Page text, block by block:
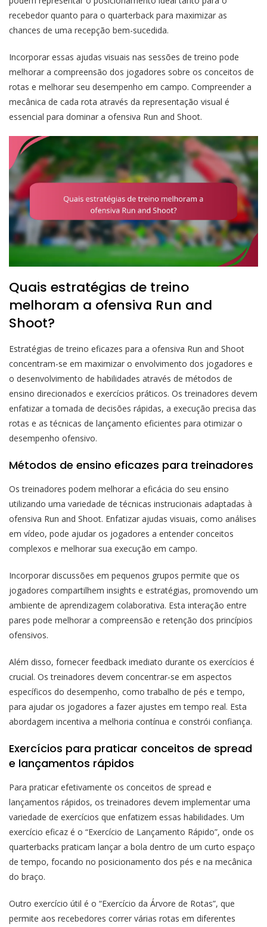
recebedor quanto para o quarterback para maximizar as
chances de uma recepção bem-sucedida.
Incorporar essas ajudas visuais nas sessões de treino pode
melhorar a compreensão dos jogadores sobre os conceitos de
rotas e melhorar seu desempenho em campo. Compreender a
mecânica de cada rota através da representação visual é
essencial para dominar a ofensiva Run and Shoot.
Quais estratégias de treino
melhoram a ofensiva Run and
Shoot?
Estratégias de treino eficazes para a ofensiva Run and Shoot
concentram-se em maximizar o envolvimento dos jogadores e
o desenvolvimento de habilidades através de métodos de
ensino direcionados e exercícios práticos. Os treinadores devem
enfatizar a tomada de decisões rápidas, a execução precisa das
rotas e as técnicas de lançamento eficientes para otimizar o
desempenho ofensivo.
Métodos de ensino eficazes para treinadores
Os treinadores podem melhorar a eficácia do seu ensino
utilizando uma variedade de técnicas instrucionais adaptadas à
ofensiva Run and Shoot. Enfatizar ajudas visuais, como análises
em vídeo, pode ajudar os jogadores a entender conceitos
complexos e melhorar sua execução em campo.
Incorporar discussões em pequenos grupos permite que os
jogadores compartilhem insights e estratégias, promovendo um
ambiente de aprendizagem colaborativa. Esta interação entre
pares pode melhorar a compreensão e retenção dos princípios
ofensivos.
Além disso, fornecer feedback imediato durante os exercícios é
crucial. Os treinadores devem concentrar-se em aspectos
específicos do desempenho, como trabalho de pés e tempo,
para ajudar os jogadores a fazer ajustes em tempo real. Esta
abordagem incentiva a melhoria contínua e constrói confiança.
Exercícios para praticar conceitos de spread
e lançamentos rápidos
Para praticar efetivamente os conceitos de spread e
lançamentos rápidos, os treinadores devem implementar uma
variedade de exercícios que enfatizem essas habilidades. Um
exercício eficaz é o “Exercício de Lançamento Rápido”, onde os
quarterbacks praticam lançar a bola dentro de um curto espaço
de tempo, focando no posicionamento dos pés e na mecânica
do braço.
Outro exercício útil é o “Exercício da Árvore de Rotas”, que
permite aos recebedores correr várias rotas em diferentes